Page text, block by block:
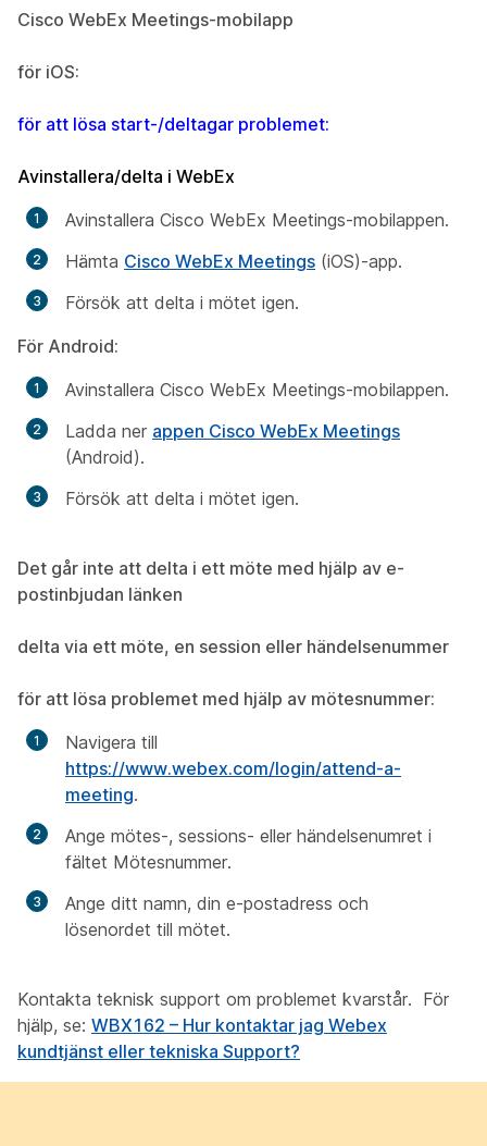
Cisco WebEx Meetings-mobilapp
för iOS:
för att lösa start-/deltagar problemet:
Avinstallera/delta i WebEx
Avinstallera Cisco WebEx Meetings-mobilappen.
Hämta Cisco WebEx Meetings (iOS)-app.
Försök att delta i mötet igen.
För Android:
Avinstallera Cisco WebEx Meetings-mobilappen.
Ladda ner appen Cisco WebEx Meetings
(Android).
Försök att delta i mötet igen.
Det går inte att delta i ett möte med hjälp av e-
postinbjudan länken
delta via ett möte, en session eller händelsenummer
för att lösa problemet med hjälp av mötesnummer:
Navigera till
https://www.webex.com/login/attend-a-
meeting.
Ange mötes-, sessions- eller händelsenumret i
fältet Mötesnummer.
Ange ditt namn, din e-postadress och
lösenordet till mötet.
Kontakta teknisk support om problemet kvarstår. För
hjälp, se: WBX162 – Hur kontaktar jag Webex
kundtjänst eller tekniska Support?